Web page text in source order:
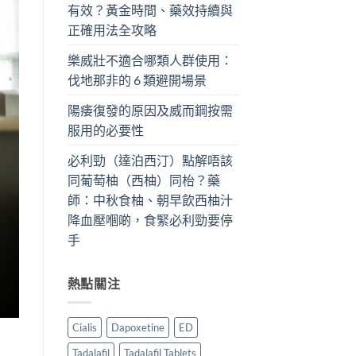
有效？黃金時間、藥效持續與
正確用法全攻略
樂威壯不適合哪類人群使用：
伐地那非的 6 類避開場景
陽痿復發的原因及威而鋼按需
服用的必要性
必利勁（達泊西汀）點解唔該
同葡萄柚（西柚）同枱？藥
師：中秋食柚、朝早飲西柚汁
降血壓嗰啲，食緊必利勁要停
手
熱點關注
Cialis Dapoxetine
ED
Tadalafil
Tadalafil Tablets